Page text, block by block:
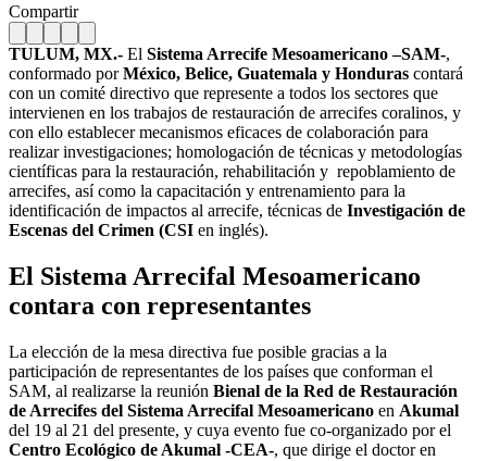
Compartir
TULUM, MX.- El Sistema Arrecife Mesoamericano –SAM-,
conformado porMéxico, Belice, Guatemala y Honduras contará
con un comité directivo que represente a todos los sectores que
intervienen en los trabajos de restauración de arrecifes coralinos, y
con ello establecer mecanismos eficaces de colaboración para
realizar investigaciones; homologación de técnicas y metodologías
científicas para la restauración, rehabilitación y repoblamiento de
arrecifes, así como la capacitación y entrenamiento para la
identificación de impactos al arrecife, técnicas de Investigación de
Escenas del Crimen (CSI en inglés).
El Sistema Arrecifal Mesoamericano
contara con representantes
La elección de la mesa directiva fue posible gracias a la
participación de representantes de los países que conforman el
SAM, al realizarse la reunión Bienal de la Red de Restauración
de Arrecifes del Sistema Arrecifal Mesoamericano en Akumal
del 19 al 21 del presente, y cuya evento fue co-organizado por el
Centro Ecológico de Akumal -CEA-, que dirige el doctor en